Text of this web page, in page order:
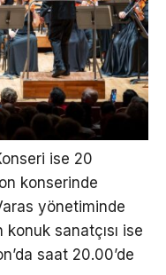
ise 20
konserinde
yönetiminde
sanatçısı ise
saat 20.00’de